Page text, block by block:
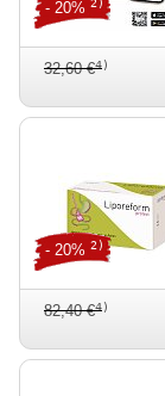
32,60 €4)
- 20%
82,40 €4)
- 20%2)